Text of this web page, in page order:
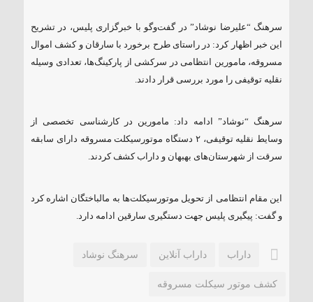
فرماندار ویژه شهرستان
سرهنگ “علیرضا نوشاد” در گفت‌وگو با خبرگزاری پلیس، در تشریح
این خبر اظهار کرد: در راستای طرح برخورد با سارقان و کشف اموال
مسروقه، مامورین انتظامی در سرکشی از پارکینگ‌ها، تعدادی وسیله
نقلیه توقیفی را مورد بررسی قرار دادند.
سرهنگ “نوشاد” ادامه داد: مامورین در کارشناسی تخصصی از
وسایط نقلیه توقیفی، ۲ دستگاه موتورسیکلت مسروقه دارای سابقه
سرقت از شهرستان‌های بهبهان و داراب کشف کردند.
این مقام انتظامی از تحویل موتورسیکلت‌ها به مالباختگان اشاره کرد
و گفت: پیگیری پلیس جهت دستگیری سارقین ادامه دارد.
داراب داراب آنلاین سرهنگ نوشاد
کشف موتور سیکلت مسروقه